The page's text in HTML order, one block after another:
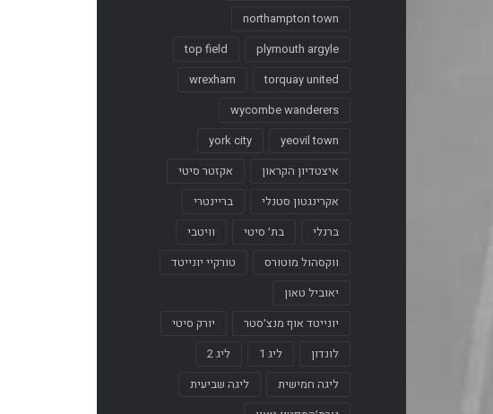
northampton town
plymouth argyle
top field
torquay united
wrexham
wycombe wanderers
yeovil town
york city
איצטדיון הקראון
אקזטר סיטי
אקרינגטון סטנלי
בריינטרי
ברנלי
בת׳ סיטי
וויטבי
ווקסהול מוטורס
טורקיי יונייטד
יאוביל טאון
יונייטד אוף מנצ׳סטר
יורק סיטי
לונדון
ליג 1
ליג 2
ליגה חמישית
ליגה שביעית